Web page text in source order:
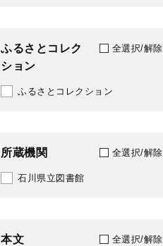
ふるさとコレク
ション
全選択/解除
ふるさとコレクション
所蔵機関 全選択/解除
石川県立図書館
本文 全選択/解除